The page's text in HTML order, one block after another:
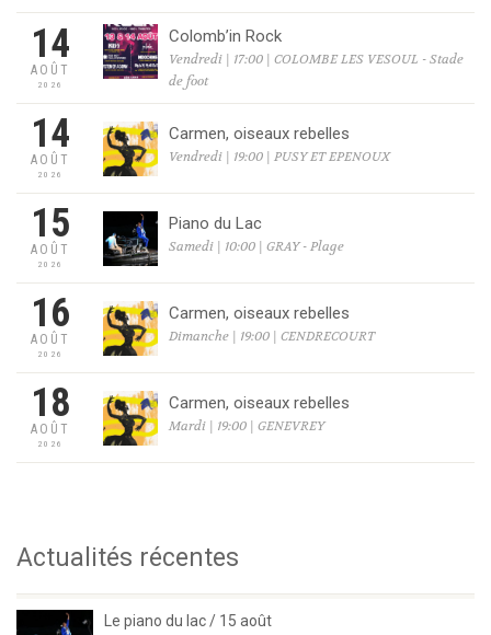
14
AOÛT
2026
Colomb’in Rock
Vendredi | 17:00 | COLOMBE LES VESOUL - Stade
de foot
14
AOÛT
2026
Carmen, oiseaux rebelles
Vendredi | 19:00 | PUSY ET EPENOUX
15
AOÛT
2026
Piano du Lac
Samedi | 10:00 | GRAY - Plage
16
AOÛT
2026
Carmen, oiseaux rebelles
Dimanche | 19:00 | CENDRECOURT
18
AOÛT
2026
Carmen, oiseaux rebelles
Mardi | 19:00 | GENEVREY
Actualités récentes
Le piano du lac / 15 août